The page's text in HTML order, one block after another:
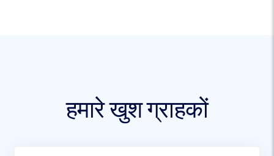
हमारे खुश ग्राहकों